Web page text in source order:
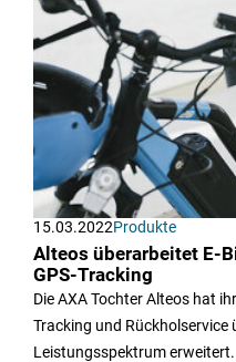
15.03.2022Produkte
Alteos überarbeitet E-
GPS-Tracking
Die AXA Tochter Alteos hat
Tracking und Rückholservice
Leistungsspektrum